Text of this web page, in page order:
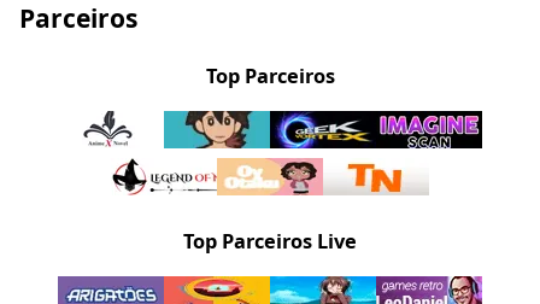
Parceiros
Top Parceiros
Top Parceiros Live